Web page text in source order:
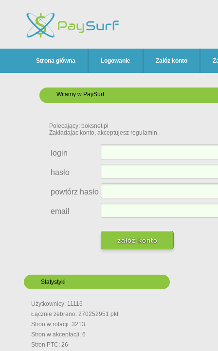
Strona główna Logowanie Załóż konto
Witamy w PaySurf
Polecający: boksnet.pl
Zakładajac konto, akceptujesz regulamin.
login
hasło
powtórz hasło
email
Statystyki
Użytkownicy: 11116
Łącznie zebrano: 270252951 pkt
Stron w rotacji: 3213
Stron w akceptacji: 6
Stron PTC: 26